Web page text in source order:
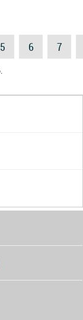
5 6 7